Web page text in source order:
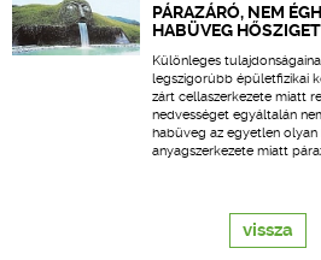
PÁRAZÁRÓ, NEM
HABÜVEG
Különleges
legszigorúbb épületfizikai
zárt cellaszerkezete miatt
nedvességet egyáltalán
habüveg az egyetlen
anyagszerkezete miatt
vissza